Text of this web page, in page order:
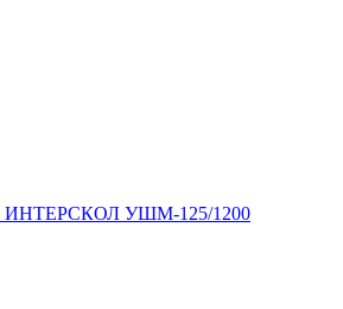
ИНТЕРСКОЛ УШМ-125/1200